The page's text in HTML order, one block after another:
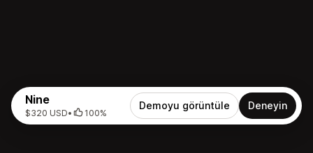
Nine
$320 USD• 100%
Demoyu görüntüle Deneyin